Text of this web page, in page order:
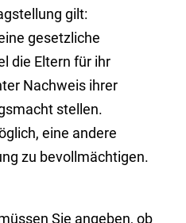
gilt:
gesetzliche
die Eltern für ihr
Nachweis ihrer
stellen.
eine andere
zu bevollmächtigen.
Sie angeben, ob